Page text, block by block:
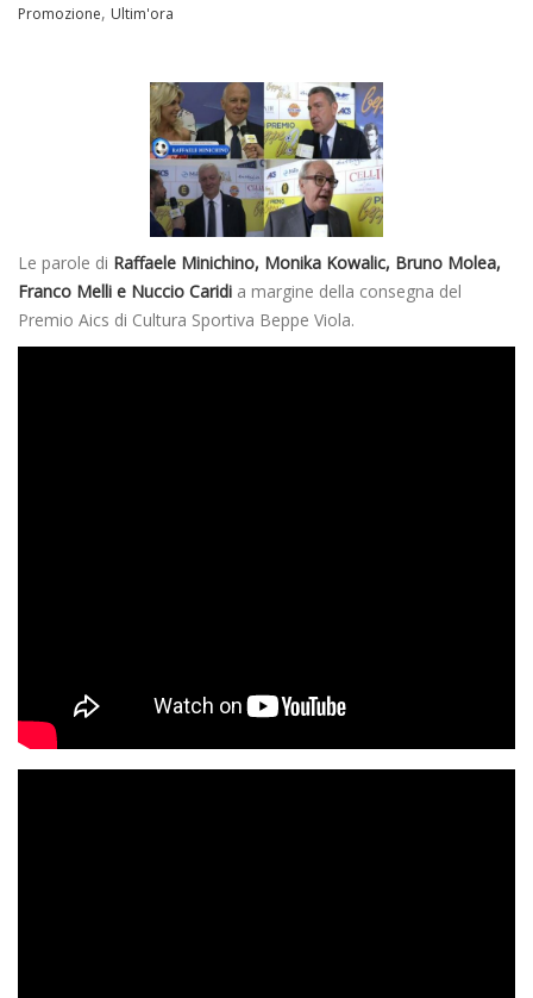
Promozione, Ultim'ora
Le parole di Raffaele Minichino, Monika Kowalic, Bruno Molea,
Franco Melli e Nuccio Caridi a margine della consegna del
Premio Aics di Cultura Sportiva Beppe Viola.